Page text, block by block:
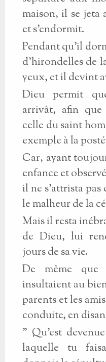
maison, il se jeta
et s'endormit.
Pendant qu'il
d'hirondelles de
yeux, et il devint
Dieu permit
arrivât, afin que
celle du saint
exemple à la
Car, ayant
enfance et
il ne s'attrista pas
le malheur de la
Mais il resta
de Dieu, lui
jours de sa vie.
De même
insultaient au
parents et les
conduite, en
" Qu'est
laquelle tu